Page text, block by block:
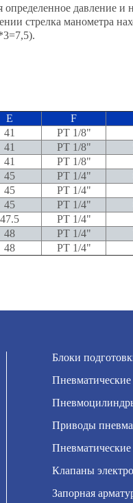
давление и
стрелка манометра
E F
41 PT 1/8"
41 PT 1/8"
41 PT 1/8"
45 PT 1/4"
45 PT 1/4"
45 PT 1/4"
47.5 PT 1/4"
48 PT 1/4"
48 PT 1/4"
Блоки
Пневматические
Приводы
Клапаны
Запорная